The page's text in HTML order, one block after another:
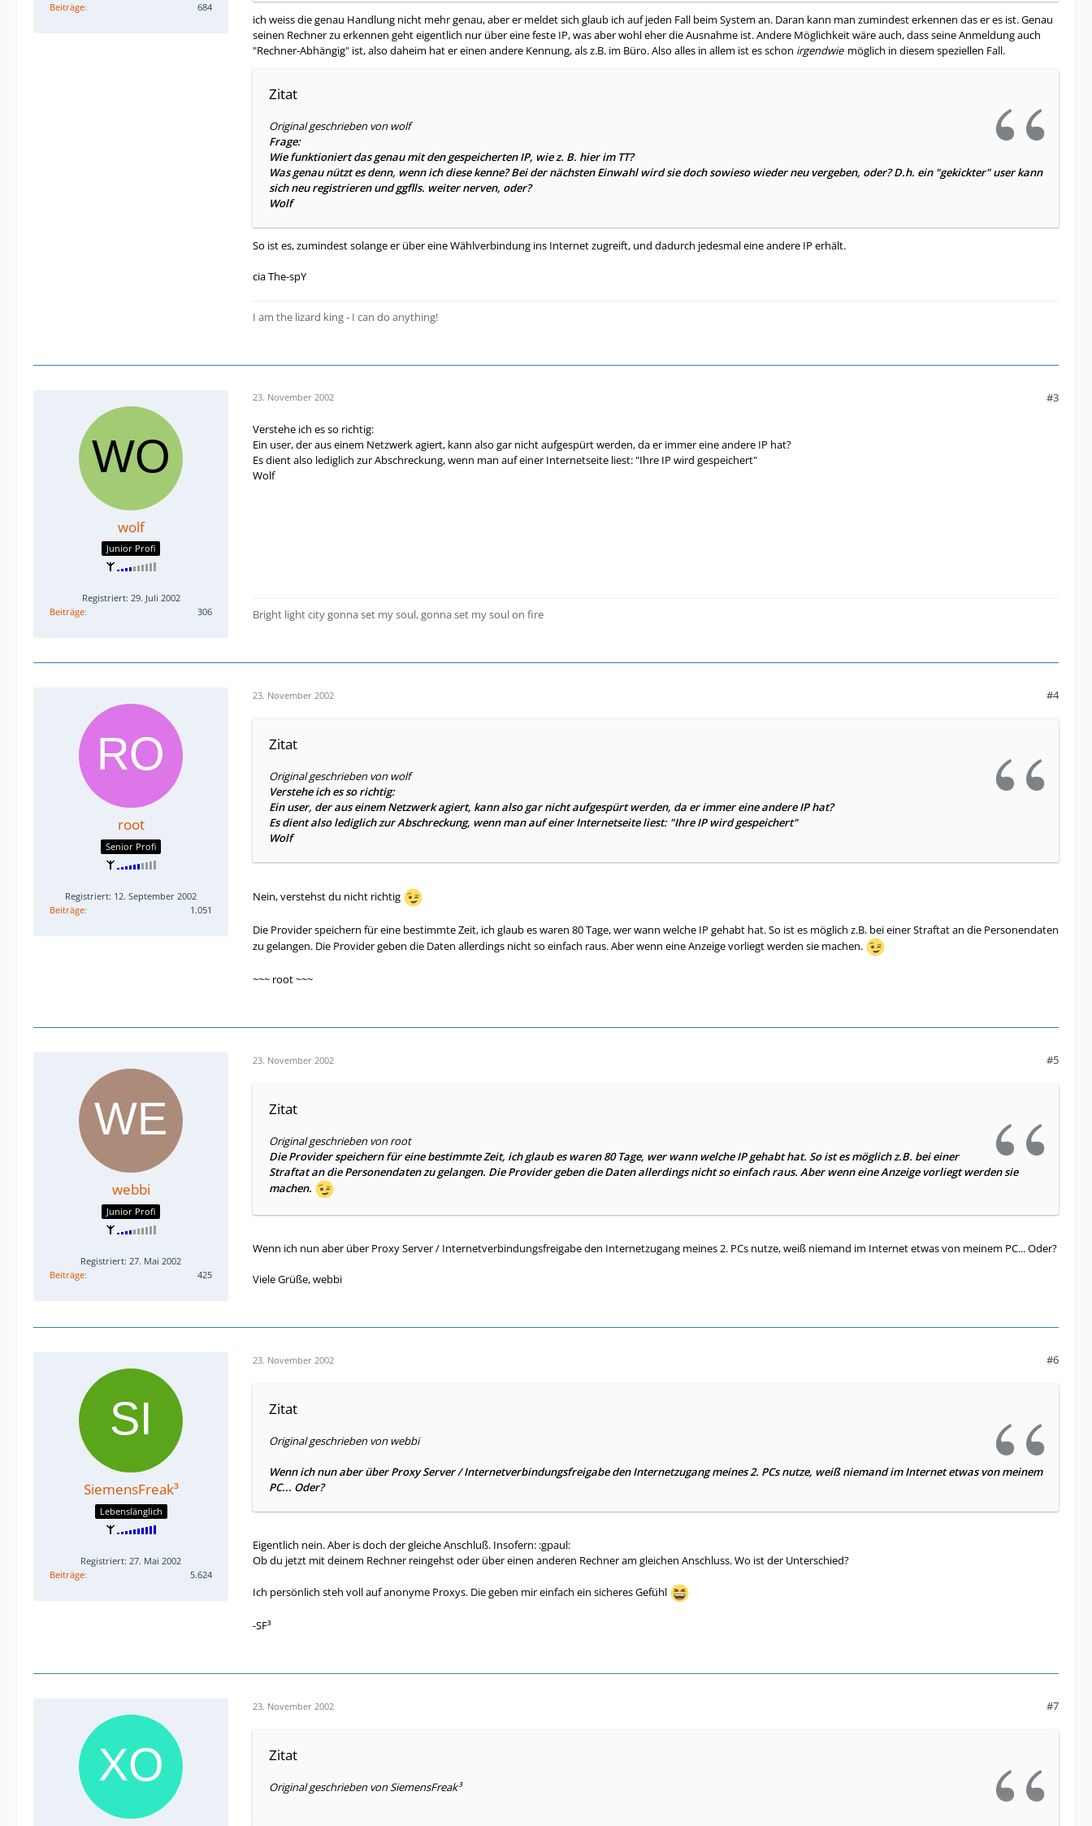
Beiträge
684
ich weiss die genau Handlung nicht mehr genau, aber er meldet sich glaub ich auf jeden Fall beim System an. Daran kann man zumindest erkennen das er es ist. Genau
seinen Rechner zu erkennen geht eigentlich nur über eine feste IP, was aber wohl eher die Ausnahme ist. Andere Möglichkeit wäre auch, dass seine Anmeldung auch
"Rechner-Abhängig" ist, also daheim hat er einen andere Kennung, als z.B. im Büro. Also alles in allem ist es schon irgendwie möglich in diesem speziellen Fall.
Zitat
Original geschrieben von wolf
Frage:
Wie funktioniert das genau mit den gespeicherten IP, wie z. B. hier im TT?
Was genau nützt es denn, wenn ich diese kenne? Bei der nächsten Einwahl wird sie doch sowieso wieder neu vergeben, oder? D.h. ein "gekickter" user kann
sich neu registrieren und ggflls. weiter nerven, oder?
Wolf
So ist es, zumindest solange er über eine Wählverbindung ins Internet zugreift, und dadurch jedesmal eine andere IP erhält.
cia The-spY
I am the lizard king - I can do anything!
wolf
Junior Profi
Registriert: 29. Juli 2002
Beiträge
306
23. November 2002 #3
Verstehe ich es so richtig:
Ein user, der aus einem Netzwerk agiert, kann also gar nicht aufgespürt werden, da er immer eine andere IP hat?
Es dient also lediglich zur Abschreckung, wenn man auf einer Internetseite liest: "Ihre IP wird gespeichert"
Wolf
Bright light city gonna set my soul, gonna set my soul on fire
root
Senior Profi
Registriert: 12. September 2002
Beiträge
1.051
23. November 2002 #4
Zitat
Original geschrieben von wolf
Verstehe ich es so richtig:
Ein user, der aus einem Netzwerk agiert, kann also gar nicht aufgespürt werden, da er immer eine andere IP hat?
Es dient also lediglich zur Abschreckung, wenn man auf einer Internetseite liest: "Ihre IP wird gespeichert"
Wolf
Nein, verstehst du nicht richtig
Die Provider speichern für eine bestimmte Zeit, ich glaub es waren 80 Tage, wer wann welche IP gehabt hat. So ist es möglich z.B. bei einer Straftat an die Personendaten
zu gelangen. Die Provider geben die Daten allerdings nicht so einfach raus. Aber wenn eine Anzeige vorliegt werden sie machen.
~~~ root ~~~
webbi
Junior Profi
Registriert: 27. Mai 2002
Beiträge
425
23. November 2002 #5
Zitat
Original geschrieben von root
Die Provider speichern für eine bestimmte Zeit, ich glaub es waren 80 Tage, wer wann welche IP gehabt hat. So ist es möglich z.B. bei einer
Straftat an die Personendaten zu gelangen. Die Provider geben die Daten allerdings nicht so einfach raus. Aber wenn eine Anzeige vorliegt werden sie
machen.
Wenn ich nun aber über Proxy Server / Internetverbindungsfreigabe den Internetzugang meines 2. PCs nutze, weiß niemand im Internet etwas von meinem PC... Oder?
Viele Grüße, webbi
SiemensFreak³
Lebenslänglich
Registriert: 27. Mai 2002
Beiträge
5.624
23. November 2002 #6
Zitat
Original geschrieben von webbi
Wenn ich nun aber über Proxy Server / Internetverbindungsfreigabe den Internetzugang meines 2. PCs nutze, weiß niemand im Internet etwas von meinem
PC... Oder?
Eigentlich nein. Aber is doch der gleiche Anschluß. Insofern: :gpaul:
Ob du jetzt mit deinem Rechner reingehst oder über einen anderen Rechner am gleichen Anschluss. Wo ist der Unterschied?
Ich persönlich steh voll auf anonyme Proxys. Die geben mir einfach ein sicheres Gefühl
-SF³
23. November 2002 #7
Zitat
Original geschrieben von SiemensFreak³